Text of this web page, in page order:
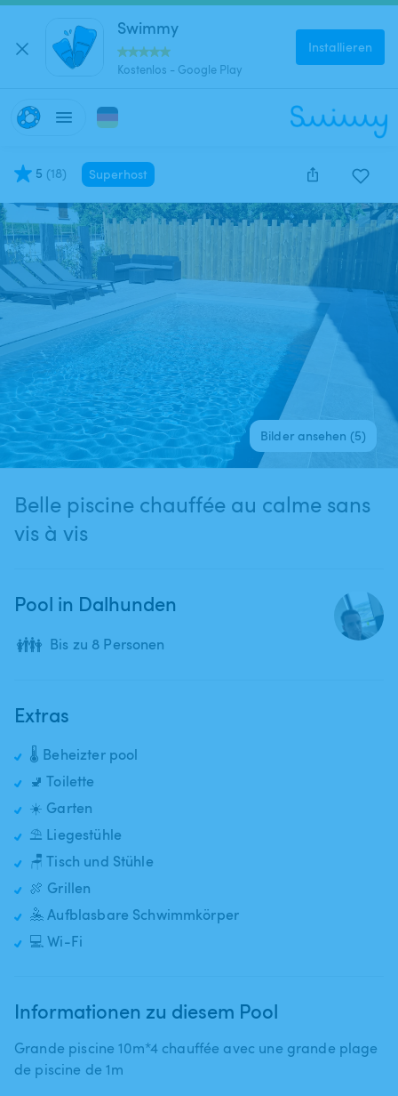
Swimmy
Kostenlos - Google Play
Installieren
5 (18) Superhost
Bilder ansehen (5)
Belle piscine chauffée au calme sans
vis à vis
Pool in Dalhunden
👪 Bis zu 8 Personen
Extras
🌡️ Beheizter pool
🚽 Toilette
☀️ Garten
⛱️ Liegestühle
🪑 Tisch und Stühle
🍖 Grillen
🤽 Aufblasbare Schwimmkörper
💻 Wi-Fi
Informationen zu diesem Pool
Grande piscine 10m*4 chauffée avec une grande plage
de piscine de 1m